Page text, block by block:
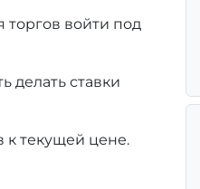
торгов войти под
делать ставки
к текущей цене.